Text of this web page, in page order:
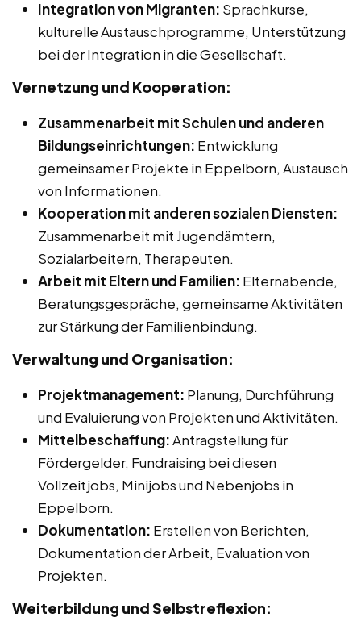
Integration von Migranten: Sprachkurse,
kulturelle Austauschprogramme, Unterstützung
bei der Integration in die Gesellschaft.
Vernetzung und Kooperation:
Zusammenarbeit mit Schulen und anderen
Bildungseinrichtungen: Entwicklung
gemeinsamer Projekte in Eppelborn, Austausch
von Informationen.
Kooperation mit anderen sozialen Diensten:
Zusammenarbeit mit Jugendämtern,
Sozialarbeitern, Therapeuten.
Arbeit mit Eltern und Familien: Elternabende,
Beratungsgespräche, gemeinsame Aktivitäten
zur Stärkung der Familienbindung.
Verwaltung und Organisation:
Projektmanagement: Planung, Durchführung
und Evaluierung von Projekten und Aktivitäten.
Mittelbeschaffung:Antragstellung für
Fördergelder, Fundraising bei diesen
Vollzeitjobs, Minijobs und Nebenjobs in
Eppelborn.
Dokumentation: Erstellen von Berichten,
Dokumentation der Arbeit, Evaluation von
Projekten.
Weiterbildung und Selbstreflexion: